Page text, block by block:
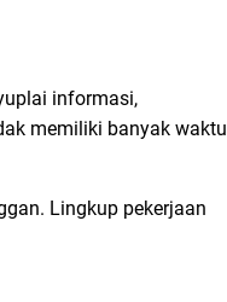
informasi,
memiliki banyak waktu
Lingkup pekerjaan